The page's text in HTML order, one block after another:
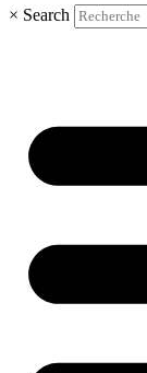
× Search